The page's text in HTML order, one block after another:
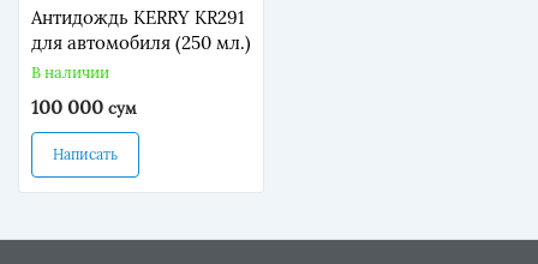
Антидождь KERRY KR291
для автомобиля (250 мл.)
В наличии
100 000 сум
Написать